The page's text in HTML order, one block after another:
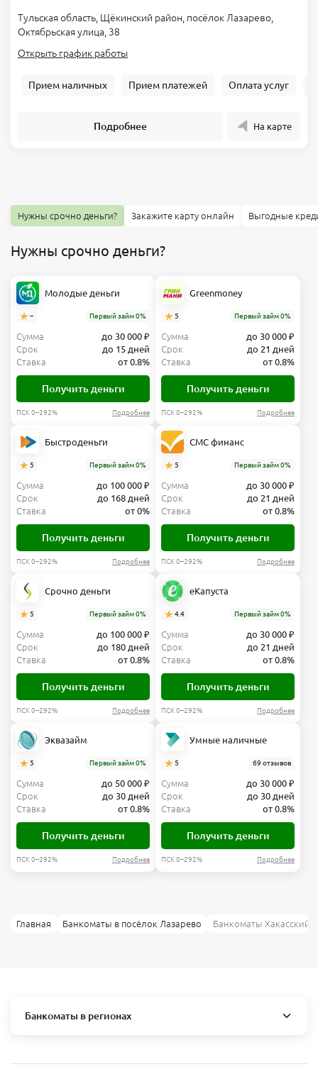
Тульская область, Щёкинский район, посёлок Лазарево,
Октябрьская улица, 38
Открыть график работы
Прием наличных Прием платежей Оплата услуг
Подробнее На карте
Нужны срочно деньги? Закажите карту онлайн Выгодные
Нужны срочно деньги?
Молодые деньги
– Первый займ 0%
Сумма
до 30 000 ₽
Срок
до 15 дней
Ставка
от 0.8%
Получить деньги
ПСК 0–292% Подробнее
Greenmoney
5 Первый займ 0%
Сумма
до 30 000 ₽
Срок
до 21 дней
Ставка
от 0.8%
Получить деньги
ПСК 0–292% Подробнее
Быстроденьги
5 Первый займ 0%
Сумма
до 100 000 ₽
Срок
до 168 дней
Ставка
от 0%
Получить деньги
ПСК 0–292% Подробнее
СМС финанс
5 Первый займ 0%
Сумма
до 30 000 ₽
Срок
до 21 дней
Ставка
от 0.8%
Получить деньги
ПСК 0–292% Подробнее
Срочно деньги
5 Первый займ 0%
Сумма
до 100 000 ₽
Срок
до 180 дней
Ставка
от 0.8%
Получить деньги
ПСК 0–292% Подробнее
еКапуста
4.4 Первый займ 0%
Сумма
до 30 000 ₽
Срок
до 21 дней
Ставка
от 0.8%
Получить деньги
ПСК 0–292% Подробнее
Эквазайм
5 Первый займ 0%
Сумма
до 50 000 ₽
Срок
до 30 дней
Ставка
от 0.8%
Получить деньги
ПСК 0–292% Подробнее
Умные наличные
5 69 отзывов
Сумма
до 30 000 ₽
Срок
до 30 дней
Ставка
от 0.8%
Получить деньги
ПСК 0–292% Подробнее
Главная Банкоматы в посёлок Лазарево Банкоматы Хакасский
Банкоматы в регионах